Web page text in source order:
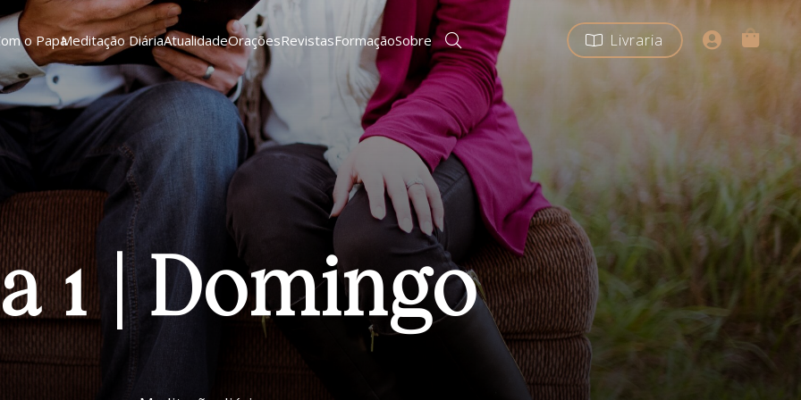
o PapaMeditação DiáriaAtualidadeOraçõesRevistasFormaçãoSobre Livraria
1 | Domingo